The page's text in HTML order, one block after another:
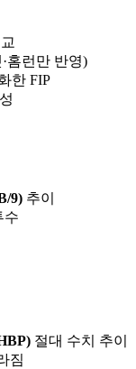
홈런만 반영)
한 FIP
9) 추이
수
절대 수치 추이
짐